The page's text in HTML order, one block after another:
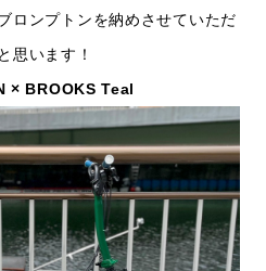
ロンプトンを納めさせていただ
思います！
× BROOKS Teal